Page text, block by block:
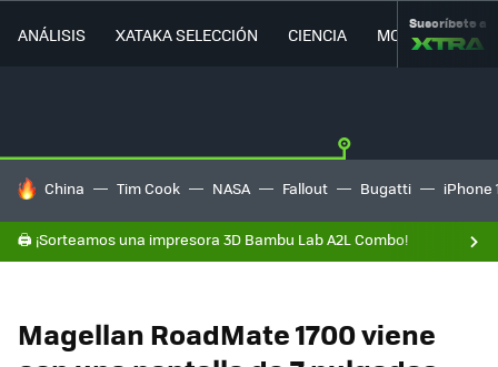
ANÁLISIS XATAKA SELECCIÓN CIENCIA MOVILIDAD
Suscríbete a
HOY SE HABLA DE
China Tim Cook NASA Fallout Bugatti iPhone
🖨️ ¡Sorteamos una impresora 3D Bambu Lab A2L Combo!
Magellan RoadMate 1700 viene